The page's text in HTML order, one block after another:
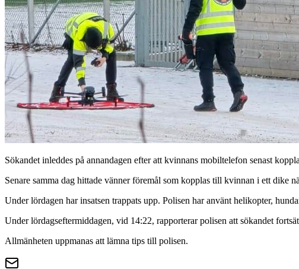
Sökandet inleddes på annandagen efter att kvinnans mobiltelefon senast
Senare samma dag hittade vänner föremål som kopplas till kvinnan i ett dike
Under lördagen har insatsen trappats upp. Polisen har använt helikopter,
Under lördagseftermiddagen, vid 14:22, rapporterar polisen att sökandet
Allmänheten uppmanas att lämna tips till polisen.